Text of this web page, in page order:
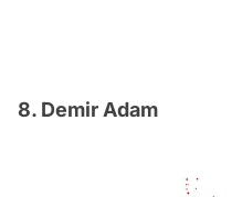
8. Demir Adam